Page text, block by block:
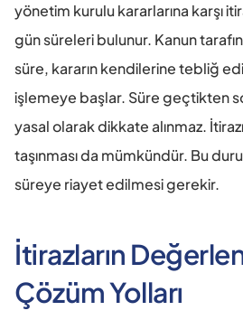
yönetim kurulu kararlarına karşı
gün süreleri bulunur. Kanun
süre, kararın kendilerine tebliğ
işlemeye başlar. Süre geçtikten
yasal olarak dikkate alınmaz.
taşınması da mümkündür. Bu
süreye riayet edilmesi gerekir.
İtirazların
Çözüm Yolları